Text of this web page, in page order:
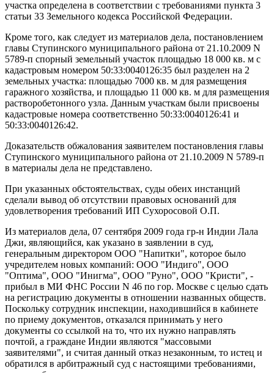
участка определена в соответствии с требованиями пункта 3
статьи 33 Земельного кодекса Российской Федерации.
Кроме того, как следует из материалов дела, постановлением
главы Ступинского муниципального района от 21.10.2009 N
5789-п спорный земельный участок площадью 18 000 кв. м с
кадастровым номером 50:33:0040126:35 был разделен на 2
земельных участка: площадью 7000 кв. м для размещения
гаражного хозяйства, и площадью 11 000 кв. м для размещения
растворобетонного узла. Данным участкам были присвоены
кадастровые номера соответственно 50:33:0040126:41 и
50:33:0040126:42.
Доказательств обжалования заявителем постановления главы
Ступинского муниципального района от 21.10.2009 N 5789-п
в материалы дела не представлено.
При указанных обстоятельствах, суды обеих инстанций
сделали вывод об отсутствии правовых оснований для
удовлетворения требований ИП Сухоросовой О.П.
Из материалов дела, 07 сентября 2009 года гр-н Индии Лала
Джи, являющийся, как указано в заявлении в суд,
генеральным директором ООО "Напитки", которое было
учредителем новых компаний: ООО "Индиго", ООО
"Оптима", ООО "Инигма", ООО "Руно", ООО "Кристи", -
прибыл в МИ ФНС России N 46 по гор. Москве с целью сдать
на регистрацию документы в отношении названных обществ.
Поскольку сотрудник инспекции, находившийся в кабинете
по приему документов, отказался принимать у него
документы со ссылкой на то, что их нужно направлять
почтой, а граждане Индии являются "массовыми
заявителями", и считая данный отказ незаконным, то истец и
обратился в арбитражный суд с настоящими требованиями,